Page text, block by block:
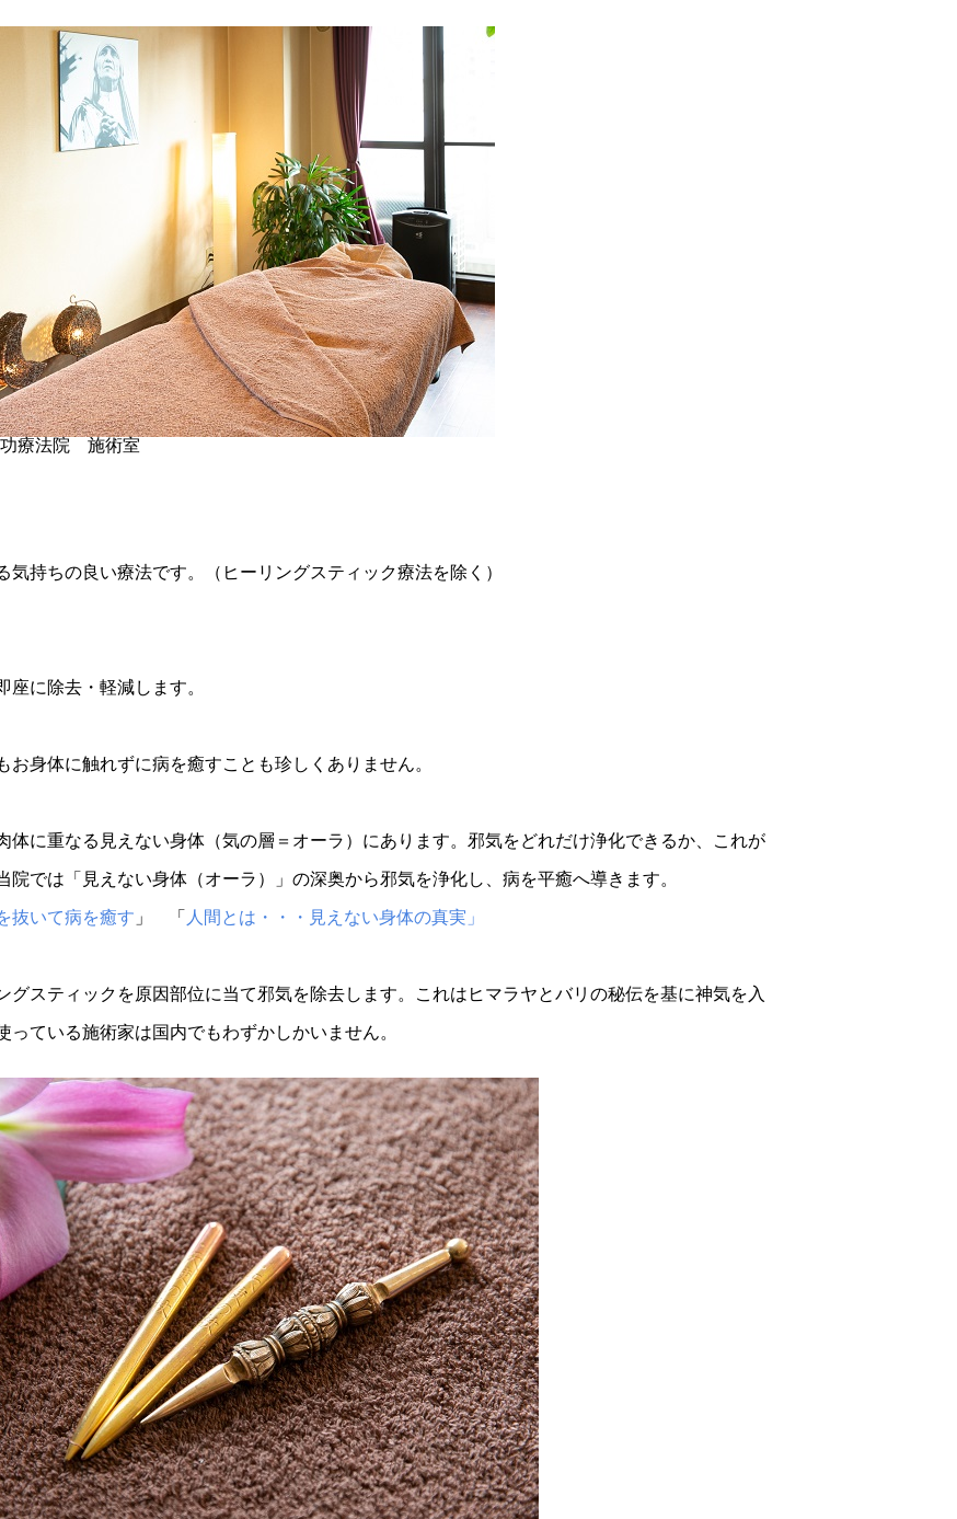
功療法院 施術室
持ちの良い療法です。（ヒーリングスティック療法を除く）
座に除去・軽減します。
身体に触れずに病を癒すことも珍しくありません。
体に重なる見えない身体（気の層＝オーラ）にあります。邪気をどれだけ浄化できるか、これが
では「見えない身体（オーラ）」の深奥から邪気を浄化し、病を平癒へ導きます。
抜いて病を癒す 」 「 人間とは・・・見えない身体の真実」
グスティックを原因部位に当て邪気を除去します。これはヒマラヤとバリの秘伝を基に神気を入
ている施術家は国内でもわずかしかいません。